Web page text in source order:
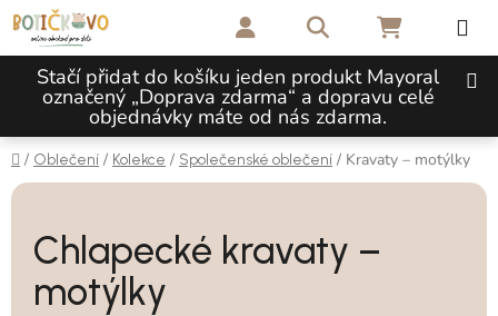
Přejít na obsah
Stačí přidat do košíku jeden produkt Mayoral
označený „Doprava zdarma“ a dopravu celé
objednávky máte od nás zdarma.
Hledat NÁKUPNÍ
Domů
/ Oblečení / Kolekce / Společenské oblečení / Kravaty – motýlky
Chlapecké kravaty –
motýlky